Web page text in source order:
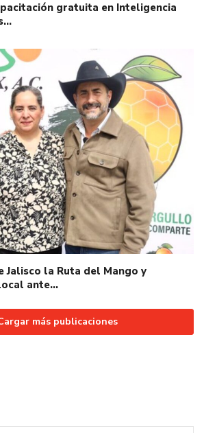
gratuita en Inteligencia
Jalisco la Ruta del Mango y
ante…
más publicaciones